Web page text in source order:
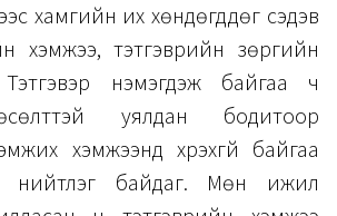
хамгийн их хөндөгддөг сэдэв
хэмжээ, тэтгэврийн зөрүүгийн
нэмэгдэж байгаа ч
уялдан бодитоор
хэмжээнд хүрэхгүй байгаа
нийтлэг байдаг. Мөн ижил